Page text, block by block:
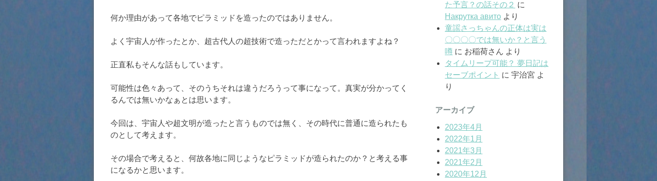
何か理由があって各地でピラミッドを造ったのではありません。
よく宇宙人が作ったとか、超古代人の超技術で造っただとかって言われますよね？
正直私もそんな話もしています。
可能性は色々あって、そのうちそれは違うだろうって事になって。真実が分かってく
るんでは無いかなぁとは思います。
今回は、宇宙人や超文明が造ったと言うものでは無く、その時代に普通に造られたも
のとして考えます。
その場合で考えると、何故各地に同じようなピラミッドが造られたのか？と考える事
になるかと思います。
た予言？の話その２ に
Накрутка авитоより
童謡さっちゃんの正体は実は
〇〇〇〇では無いか？と言う
噂に お稲荷さん より
タイムリープ可能？ 夢日記は
セーブポイント に 宇治宮 よ
り
アーカイブ
2023年4月
2022年1月
2021年3月
2021年2月
2020年12月